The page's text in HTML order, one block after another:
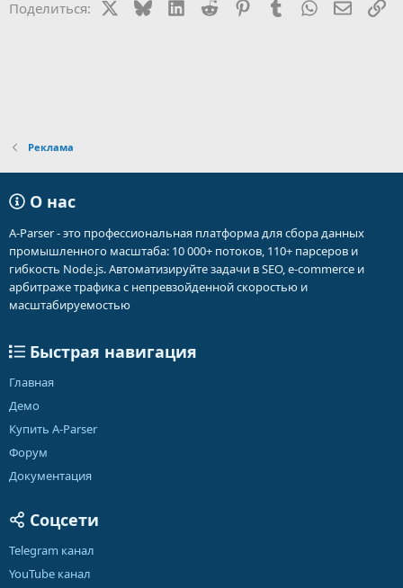
Поделиться: BlueskyLinkedIn
Reddit PinterestTumblr WhatsApp
Реклама
О нас
A-Parser - это профессиональная платформа для сбора данных
промышленного масштаба: 10 000+ потоков, 110+ парсеров и
гибкость Node.js. Автоматизируйте задачи в SEO, e-commerce и
арбитраже трафика с непревзойденной скоростью и
масштабируемостью
Быстрая навигация
Главная
Демо
Купить A-Parser
Форум
Документация
Соцсети
Telegram канал
YouTube канал